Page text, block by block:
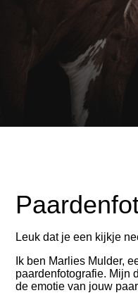
Leuk dat je een kijkje
Ik ben Marlies Mulder,
paardenfotografie. Mijn
de emotie van jouw